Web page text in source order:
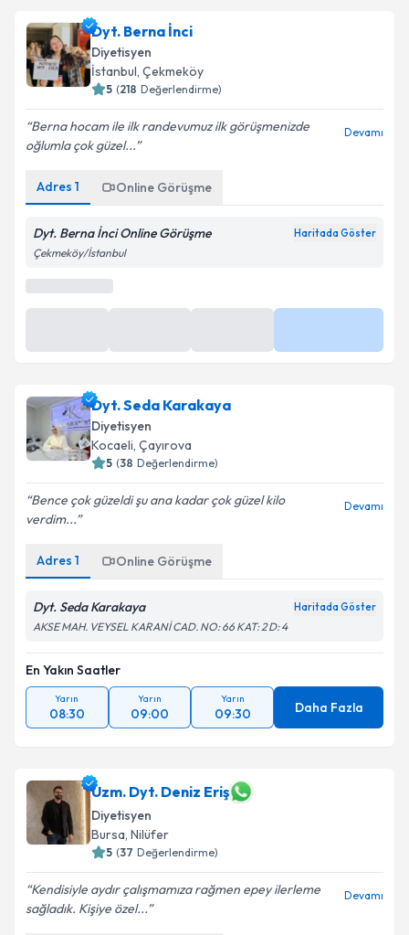
Dyt. Berna İnci
Diyetisyen
İstanbul, Çekmeköy
5 (218 Değerlendirme)
Berna hocam ile ilk randevumuz ilk görüşmenizde
oğlumla çok güzel...
Devamı
Adres 1 Online Görüşme
Online Görüşme
Bu uzman online danışmanlık hizmeti sunmaktadır.
Takvim yükleniyor...
Dyt. Seda Karakaya
Diyetisyen
Kocaeli, Çayırova
5 (38 Değerlendirme)
Bence çok güzeldi şu ana kadar çok güzel kilo
verdim...
Devamı
Adres 1 Online Görüşme
Dyt. Seda Karakaya Haritada Göster
AKSE MAH. VEYSEL KARANİ CAD. NO: 66 KAT: 2 D: 4
En Yakın Saatler
Yarın
08:30
Yarın
09:00
Yarın
09:30 Daha Fazla
Uzm. Dyt. Deniz Eriş
Diyetisyen
Bursa, Nilüfer
5 (37 Değerlendirme)
Kendisiyle aydır çalışmamıza rağmen epey ilerleme
sağladık. Kişiye özel...
Devamı